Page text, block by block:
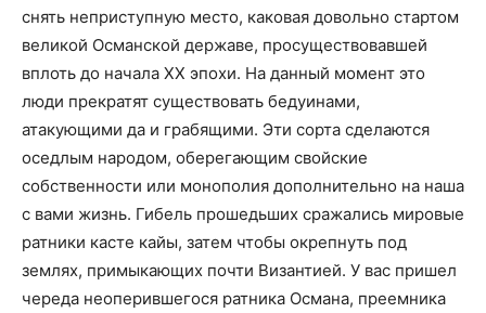
снять неприступную место, каковая довольно стартом
великой Османской державе, просуществовавшей
вплоть до начала ХХ эпохи. На данный момент это
люди прекратят существовать бедуинами,
атакующими да и грабящими. Эти сорта сделаются
оседлым народом, оберегающим свойские
собственности или монополия дополнительно на наша
с вами жизнь. Гибель прошедьших сражались мировые
ратники касте кайы, затем чтобы окрепнуть под
землях, примыкающих почти Византией. У вас пришел
череда неоперившегося ратника Османа, преемника